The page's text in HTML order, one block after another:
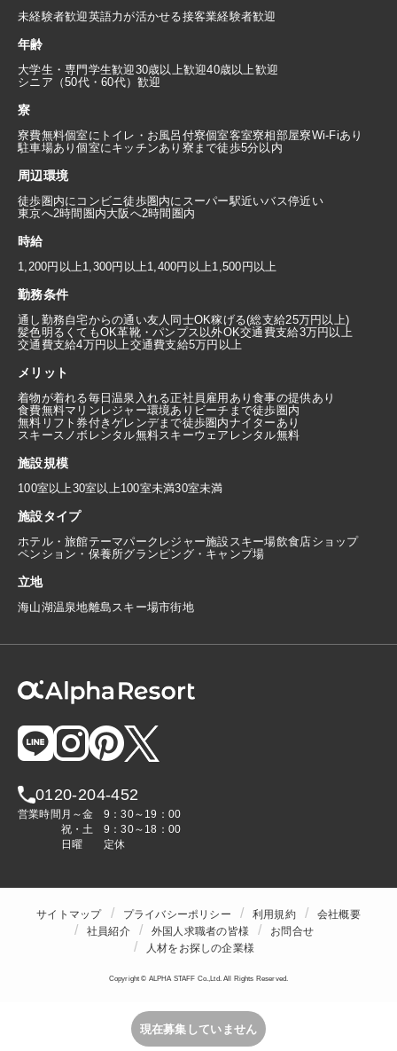
未経験者歓迎英語力が活かせる接客業経験者歓迎
年齢
大学生・専門学生歓迎30歳以上歓迎40歳以上歓迎
シニア（50代・60代）歓迎
寮
寮費無料個室にトイレ・お風呂付寮個室客室寮相部屋寮Wi-Fiあり
駐車場あり個室にキッチンあり 寮まで徒歩5分以内
周辺環境
徒歩圏内にコンビニ徒歩圏内にスーパー駅近いバス停近い
東京へ2時間圏内大阪へ2時間圏内
時給
1,200円以上1,300円以上1,400円以上1,500円以上
勤務条件
通し勤務自宅からの通い友人同士OK稼げる(総支給25万円以上)
髪色明るくてもOK革靴・パンプス以外OK交通費支給3万円以上
交通費支給4万円以上交通費支給5万円以上
メリット
着物が着れる毎日温泉入れる正社員雇用あり食事の提供あり
食費無料マリンレジャー環境あり ビーチまで徒歩圏内
無料リフト券付きゲレンデまで徒歩圏内ナイターあり
スキースノボレンタル無料スキーウェアレンタル無料
施設規模
100室以上30室以上100室未満30室未満
施設タイプ
ホテル・旅館テーマパーク レジャー施設スキー場飲食店ショップ
ペンション・保養所グランピング・キャンプ場
立地
海山湖温泉地離島スキー場市街地
0120-204-452
営業時間 月～金
9：30～19：00
祝・土
9：30～18：00
日曜
定休
サイトマップ プライバシーポリシー 利用規約
会社概要
社員紹介
外国人求職者の皆様
お問合せ
人材をお探しの企業様
Copyright © ALPHA STAFF Co.,Ltd. All Rights Reserved.
現在募集していません